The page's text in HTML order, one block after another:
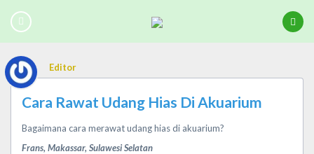
Editor
Cara Rawat Udang Hias Di Akuarium
Bagaimana cara merawat udang hias di akuarium?
Frans, Makassar, Sulawesi Selatan